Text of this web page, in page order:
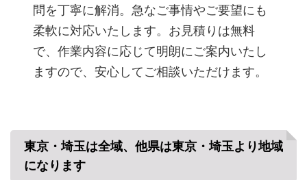
問を丁寧に解消。急なご事情やご要望にも
柔軟に対応いたします。お見積りは無料
で、作業内容に応じて明朗にご案内いたし
ますので、安心してご相談いただけます。
東京・埼玉は全域、他県は東京・埼玉より地域
になります